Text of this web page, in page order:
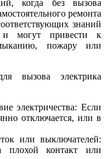
когда без вызова
ремонта
знаний
и могут привести к
пожару или
вызова электрика
электричества: Если
отключается, или в
или выключателей:
плохой контакт или